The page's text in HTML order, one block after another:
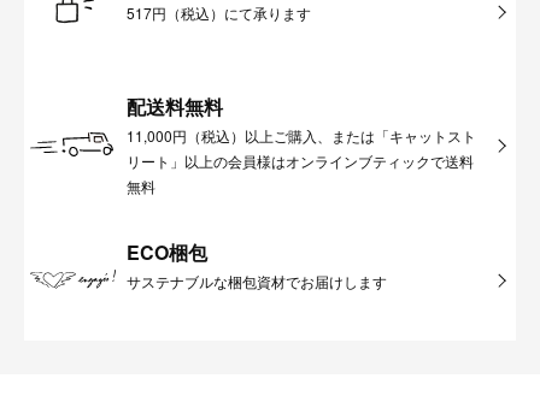
517円（税込）にて承ります
配送料無料
11,000円（税込）以上ご購入、または「キャットスト
リート」以上の会員様はオンラインブティックで送料
無料
ECO梱包
サステナブルな梱包資材でお届けします